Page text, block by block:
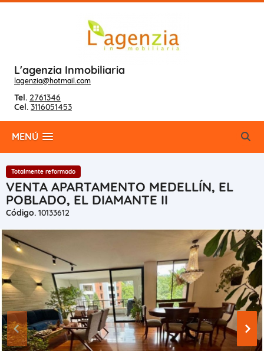
L'agenzia Inmobiliaria
lagenzia@hotmail.com
Tel. 2761346
Cel. 3116051453
MENÚ
Totalmente reformado
VENTA APARTAMENTO MEDELLÍN, EL
POBLADO, EL DIAMANTE II
Código. 10133612